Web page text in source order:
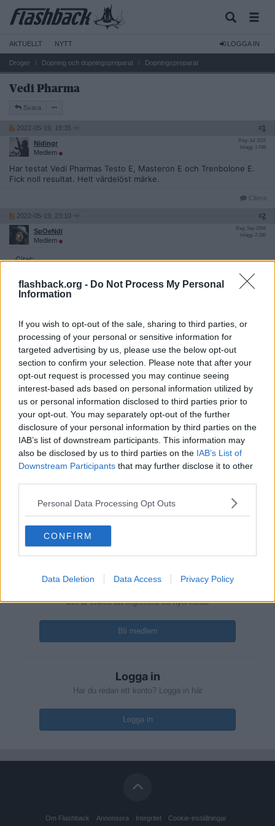
flashback.org - Do Not Process My Personal
Information
If you wish to opt-out of the sale, sharing to third parties, or
processing of your personal or sensitive information for
targeted advertising by us, please use the below opt-out
section to confirm your selection. Please note that after your
opt-out request is processed you may continue seeing
interest-based ads based on personal information utilized by
us or personal information disclosed to third parties prior to
your opt-out. You may separately opt-out of the further
disclosure of your personal information by third parties on the
IAB’s list of downstream participants. This information may
also be disclosed by us to third parties on the IAB’s List of
Downstream Participants that may further disclose it to other
Personal Data Processing Opt Outs
CONFIRM
Data Deletion Data Access Privacy Policy
AKTUELLT NYTT LOGGA IN
Droger Dopning och dopningspreparat Dopningspreparat
Vedi Pharma
Svara
2022-05-19, 19:35 #1
Nidingr
Medlem
Reg: Jul 2011
Inlägg: 1 048
Har testat Vedi Pharmas Testo E, Masteron E och Trenbolone E.
Fick noll resultat. Helt värdelöst märke.
Citera
2022-05-19, 23:10 #2
SpOeNdi
Medlem
Reg: Sep 2004
Inlägg: 2 286
Citat:
Har testat Vedi Pharmas Testo E, Masteron E och Trenbolone
E. Fick noll resultat. Helt värdelöst märke.
Tack! Tänkte beställa och prova men nu avvaktar jag!
2024-06-15, 15:14
KirkHammett
Medlem
Bumpar den här. Är det fler som kan bekräfta att vedi pharma är
skräp?
Verkar vara ett legit UG i Indien med hemsida där produkternas
autenticitet går att verifiera.
Skapa ett konto eller logga in för att
kommentera
Du måste vara medlem för att kunna kommentera
Skapa ett konto
Det är enkelt att registrera ett nytt konto
Bli medlem
Logga in
Har du redan ett konto? Logga in här
Logga in
Om Flashback Annonsera Integritet Cookie-inställningar